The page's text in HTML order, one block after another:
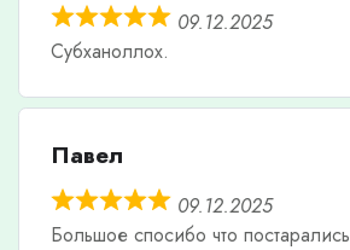
09.12.2025
Субханоллох.
Павел
09.12.2025
Большое спосибо что постарались